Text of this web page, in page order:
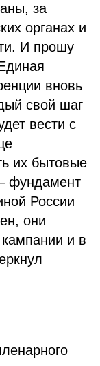
за
органах и
И прошу
вновь
свой шаг
вести с
их бытовые
фундамент
России
они
и в